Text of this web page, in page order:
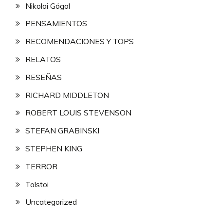
Nikolai Gógol
PENSAMIENTOS
RECOMENDACIONES Y TOPS
RELATOS
RESEÑAS
RICHARD MIDDLETON
ROBERT LOUIS STEVENSON
STEFAN GRABINSKI
STEPHEN KING
TERROR
Tolstoi
Uncategorized